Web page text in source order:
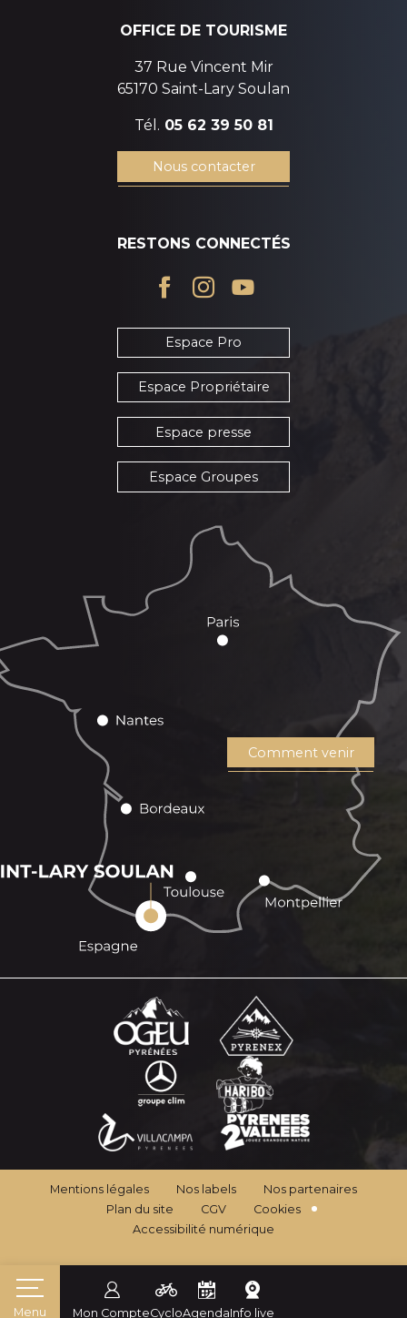
Mon CompteCycloAgendaInfo live
Menu
OFFICE DE TOURISME
37 Rue Vincent Mir
65170 Saint-Lary Soulan
Tél. 05 62 39 50 81
Nous contacter
RESTONS CONNECTÉS
Espace Pro
Espace Propriétaire
Espace presse
Espace Groupes
Comment venir
Mentions légales Nos labels
Nos partenaires
Plan du site
CGV
Cookies
Accessibilité numérique